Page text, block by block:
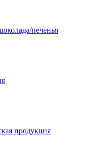
печенья
продукция